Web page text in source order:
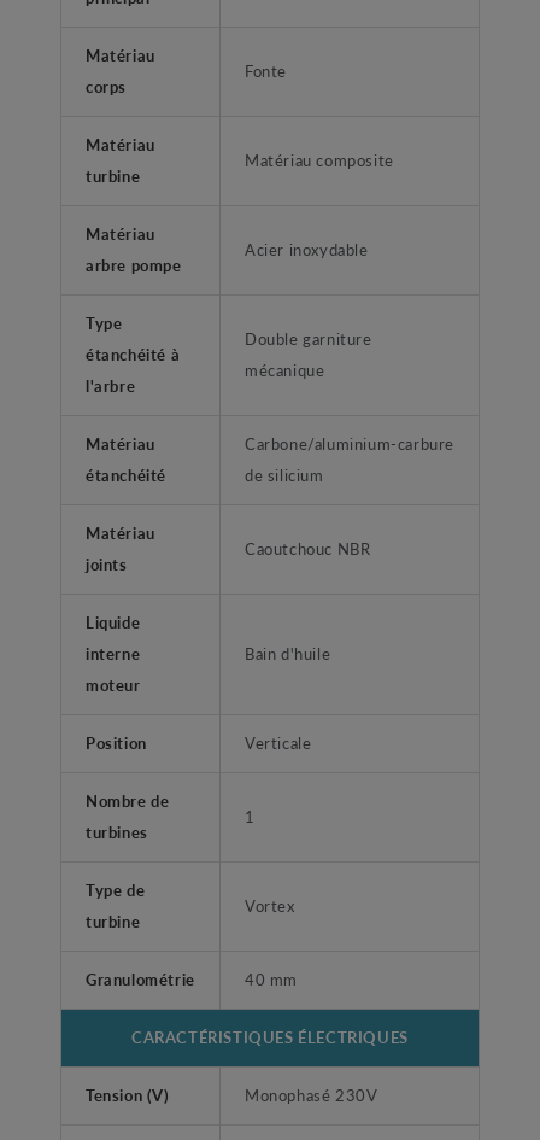
Matériau
corps
Fonte
Matériau
turbine
Matériau composite
Matériau
arbre pompe
Acier inoxydable
Type
étanchéité à
l'arbre
Double garniture
mécanique
Matériau
étanchéité
Carbone/aluminium-carbure
de silicium
Matériau
joints
Caoutchouc NBR
Liquide
interne
moteur
Bain d'huile
Position Verticale
Nombre de
turbines
1
Type de
turbine
Vortex
Granulométrie 40 mm
CARACTÉRISTIQUES ÉLECTRIQUES
Tension (V) Monophasé 230V